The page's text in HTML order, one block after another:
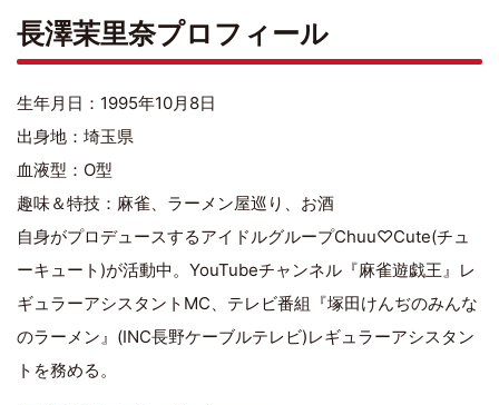
長澤茉里奈プロフィール
生年月日：1995年10月8日
出身地：埼玉県
血液型：O型
趣味＆特技：麻雀、ラーメン屋巡り、お酒
自身がプロデュースするアイドルグループChuu♡Cute(チュ
ーキュート)が活動中。YouTubeチャンネル『麻雀遊戯王』レ
ギュラーアシスタントMC、テレビ番組『塚田けんぢのみんな
のラーメン』(INC長野ケーブルテレビ)レギュラーアシスタン
トを務める。